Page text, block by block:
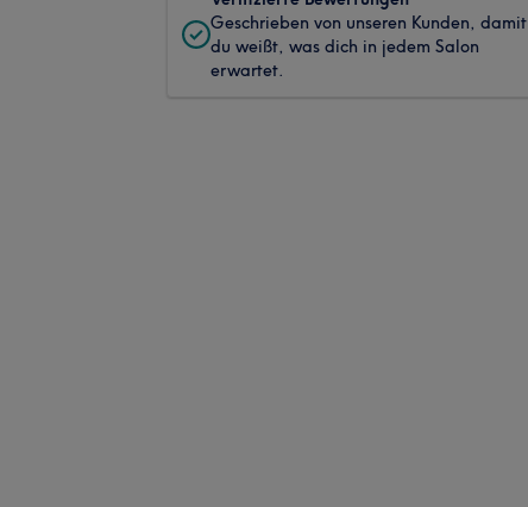
Geschrieben von unseren Kunden, damit
du weißt, was dich in jedem Salon
erwartet.